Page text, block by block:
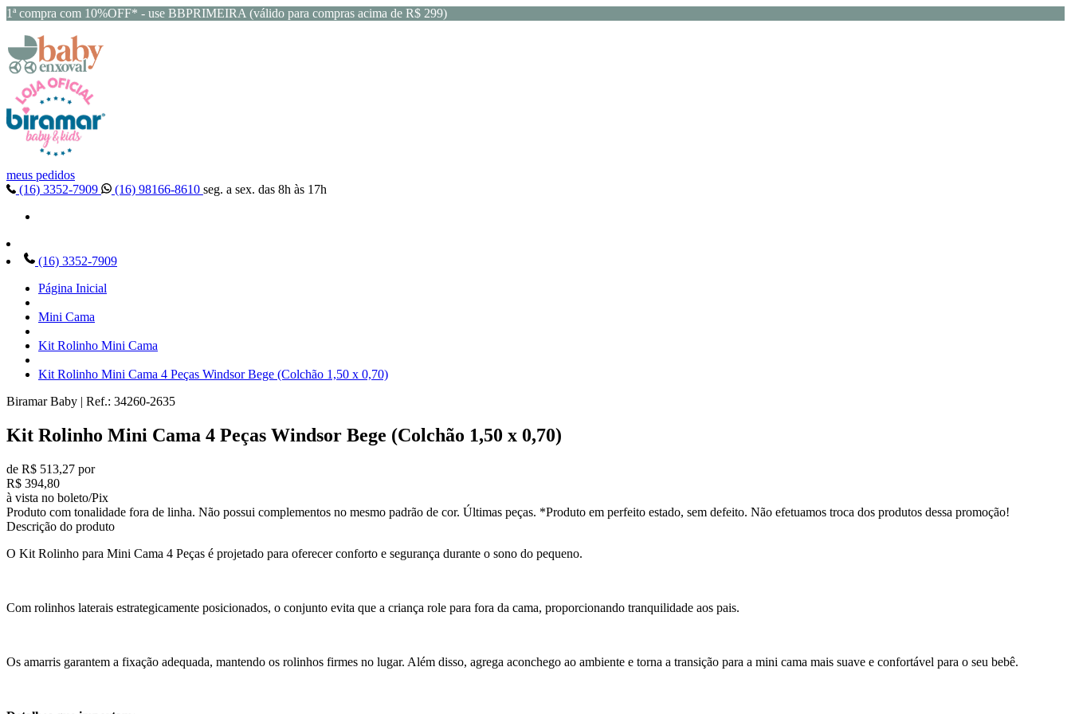
1ª compra com 10%OFF* - use BBPRIMEIRA (válido para compras acima de R$ 299)
meus pedidos
(16) 3352-7909
(16) 98166-8610 seg. a sex. das 8h às 17h
(16) 3352-7909
Página Inicial
Mini Cama
Kit Rolinho Mini Cama
Kit Rolinho Mini Cama 4 Peças Windsor Bege (Colchão 1,50 x 0,70)
Biramar Baby | Ref.: 34260-2635
Kit Rolinho Mini Cama 4 Peças Windsor Bege (Colchão 1,50 x 0,70)
de R$ 513,27 por
R$ 394,80
à vista no boleto/Pix
Produto com tonalidade fora de linha. Não possui complementos no mesmo padrão de cor. Últimas peças. *Produto em perfeito estado, sem defeito. Não efetuamos troca dos produtos dessa promoção!
Descrição do produto
O Kit Rolinho para Mini Cama 4 Peças é projetado para oferecer conforto e segurança durante o sono do pequeno.
Com rolinhos laterais estrategicamente posicionados, o conjunto evita que a criança role para fora da cama, proporcionando tranquilidade aos pais.
Os amarris garantem a fixação adequada, mantendo os rolinhos firmes no lugar. Além disso, agrega aconchego ao ambiente e torna a transição para a mini cama mais suave e confortável para o seu bebê.